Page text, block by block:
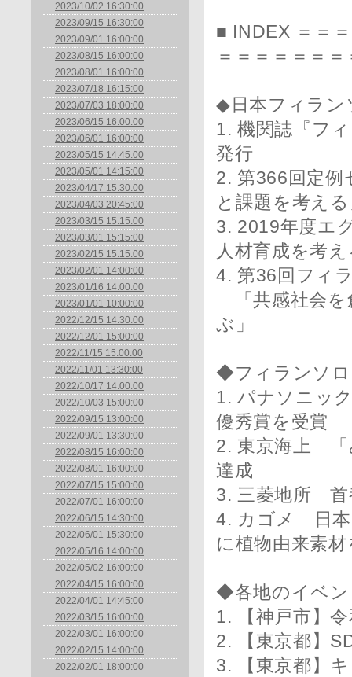
2023/10/02 16:30:00
2023/09/15 16:30:00
2023/09/01 16:00:00
2023/08/15 16:00:00
2023/08/01 16:00:00
2023/07/18 16:15:00
2023/07/03 18:00:00
2023/06/15 16:00:00
2023/06/01 16:00:00
2023/05/15 14:45:00
2023/05/01 14:15:00
2023/04/17 15:30:00
2023/04/03 20:45:00
2023/03/15 15:15:00
2023/03/01 15:15:00
2023/02/15 15:15:00
2023/02/01 14:00:00
2023/01/16 14:00:00
2023/01/01 10:00:00
2022/12/15 14:30:00
2022/12/01 15:00:00
2022/11/15 15:00:00
2022/11/01 13:30:00
2022/10/17 14:00:00
2022/10/03 15:00:00
2022/09/15 13:00:00
2022/09/01 13:30:00
2022/08/15 16:00:00
2022/08/01 16:00:00
2022/07/15 15:00:00
2022/07/01 16:00:00
2022/06/15 14:30:00
2022/06/01 15:30:00
2022/05/16 14:00:00
2022/05/02 16:00:00
2022/04/15 16:00:00
2022/04/01 14:45:00
2022/03/15 16:00:00
2022/03/01 16:00:00
2022/02/15 14:00:00
2022/02/01 18:00:00
■ INDEX ＝＝
＝＝＝＝＝＝＝
◆日本フィラン
1. 機関誌『フ
発行
2. 第366回定例
と課題を考え
3. 2019年度エ
人材育成を考
4. 第36回フィ
「共感社会を
ぶ」
◆フィランソ
1. パナソニッ
優秀賞を受賞
2. 東京海上 「
達成
3. 三菱地所 首
4. カゴメ 日本
に植物由来素
◆各地のイベン
1. 【神戸市】
2. 【東京都】
3. 【東京都】